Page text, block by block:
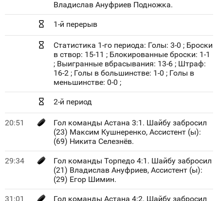
Владислав Ануфриев Подножка.
1-й перерыв
Статистика 1-го периода: Голы: 3-0 ; Броски
в створ: 15-11 ; Блокированные броски: 1-1
; Выигранные вбрасывания: 13-6 ; Штраф:
16-2 ; Голы в большинстве: 1-0 ; Голы в
меньшинстве: 0-0 ;
2-й период
20:51
Гол команды Астана 3:1. Шайбу забросил
(23) Максим Кушнеренко, Ассистент (ы):
(69) Никита Селезнёв.
29:34
Гол команды Торпедо 4:1. Шайбу забросил
(21) Владислав Ануфриев, Ассистент (ы):
(29) Егор Шимин.
31:01
Гол команды Астана 4:2. Шайбу забросил